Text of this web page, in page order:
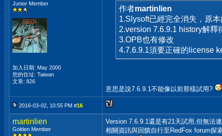
Junior Member
加入日期: May 2000
您的住址: Taiwan
文章: 826
作者martinlien
1.Slysoft已經完全消失，原
2.version 7.6.9.1 history解釋
3.OPB也有修改
4.7.6.9.1須要正確的license
意思是說7.6.9.1不能像以前那樣試用?
2016-03-02, 10:55 PM #16
martinlien
Golden Member
Version 7.6.9.1還是有21天試用,但無法
相關資訊與回饋自行至RedFox forum探